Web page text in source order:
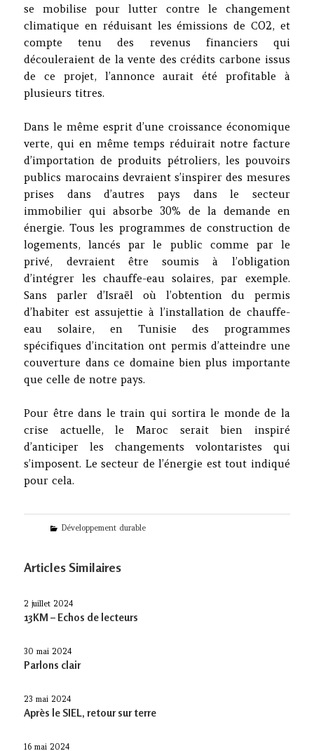
se mobilise pour lutter contre le changement
climatique en réduisant les émissions de CO2, et
compte tenu des revenus financiers qui
découleraient de la vente des crédits carbone issus
de ce projet, l’annonce aurait été profitable à
plusieurs titres.
Dans le même esprit d’une croissance économique
verte, qui en même temps réduirait notre facture
d’importation de produits pétroliers, les pouvoirs
publics marocains devraient s’inspirer des mesures
prises dans d’autres pays dans le secteur
immobilier qui absorbe 30% de la demande en
énergie. Tous les programmes de construction de
logements, lancés par le public comme par le
privé, devraient être soumis à l’obligation
d’intégrer les chauffe-eau solaires, par exemple.
Sans parler d’Israël où l’obtention du permis
d’habiter est assujettie à l’installation de chauffe-
eau solaire, en Tunisie des programmes
spécifiques d’incitation ont permis d’atteindre une
couverture dans ce domaine bien plus importante
que celle de notre pays.
Pour être dans le train qui sortira le monde de la
crise actuelle, le Maroc serait bien inspiré
d’anticiper les changements volontaristes qui
s’imposent. Le secteur de l’énergie est tout indiqué
pour cela.
Categories
Développement durable
Articles Similaires
2 juillet 2024
13KM – Echos de lecteurs
30 mai 2024
Parlons clair
23 mai 2024
Après le SIEL, retour sur terre
16 mai 2024